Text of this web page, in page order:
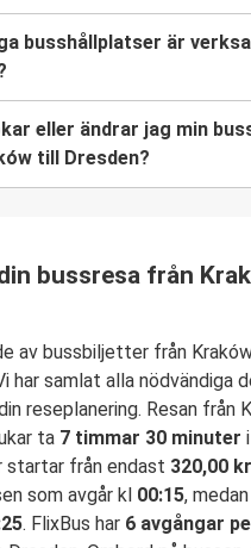
busshållplatser är
eller ändrar jag min
till Dresden?
bussresa från
av bussbiljetter från
har samlat alla nödvändiga
reseplanering. Resan från
ta 7 timmar 30 minuter
startar från endast 320,00 kr
som avgår kl 00:15,
. FlixBus har 6 avgångar